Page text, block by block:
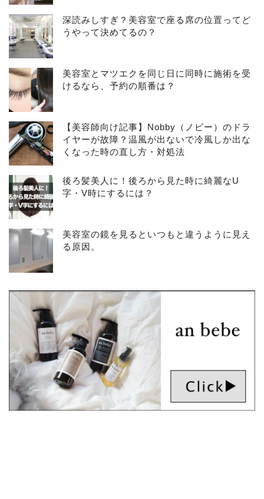
深読みしすぎ？美容室で座る席の位置ってど
うやって決めてるの？
美容室とマツエクを同じ日に同時に施術を受
けるなら、予約の順番は？
【美容師向け記事】Nobby（ノビー）のドラ
イヤーが故障？温風が出ないで冷風しか出な
くなった時の直し方・対処法
後ろ髪美人に！後ろから見た時に綺麗なU
字・V時にするには？
美容室の鏡を見るといつもと違うように見え
る原因。